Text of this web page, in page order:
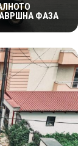
ФАЗА